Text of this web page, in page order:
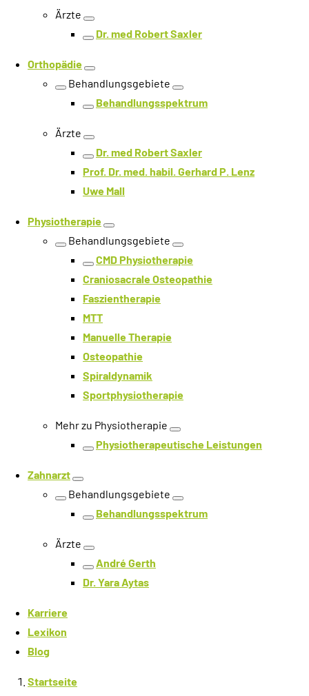
Ärzte
Ebene öffnen
Ebene zurück
Dr. med Robert Saxler
Orthopädie
Ebene öffnen
Ebene zurück
Behandlungsgebiete
Ebene öffnen
Ebene zurück
Behandlungsspektrum
Ärzte
Ebene öffnen
Ebene zurück
Dr. med Robert Saxler
Prof. Dr. med. habil. Gerhard P. Lenz
Uwe Mall
Physiotherapie
Ebene öffnen
Ebene zurück
Behandlungsgebiete
Ebene öffnen
Ebene zurück
CMD Physiotherapie
Craniosacrale Osteopathie
Faszientherapie
MTT
Manuelle Therapie
Osteopathie
Spiraldynamik
Sportphysiotherapie
Mehr zu Physiotherapie
Ebene öffnen
Ebene zurück
Physiotherapeutische Leistungen
Zahnarzt
Ebene öffnen
Ebene zurück
Behandlungsgebiete
Ebene öffnen
Ebene zurück
Behandlungsspektrum
Ärzte
Ebene öffnen
Ebene zurück
André Gerth
Dr. Yara Aytas
Karriere
Lexikon
Blog
Startseite